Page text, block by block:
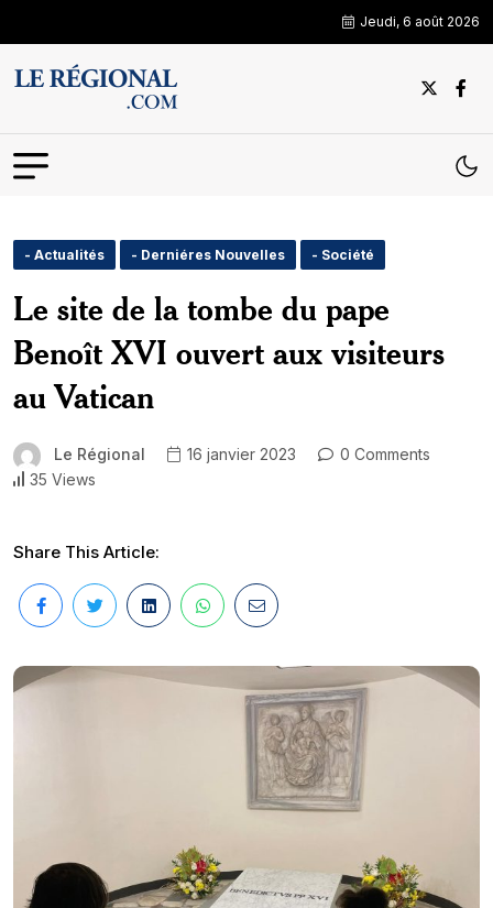
Jeudi, 6 août 2026
- Actualités - Derniéres Nouvelles - Société
Le site de la tombe du pape
Benoît XVI ouvert aux visiteurs
au Vatican
Le Régional 16 janvier 2023
0 Comments
35 Views
Share This Article: